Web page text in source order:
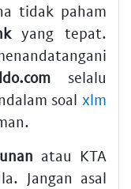
tidak paham
yang tepat.
selalu
soal xlm
atau KTA
Jangan asal